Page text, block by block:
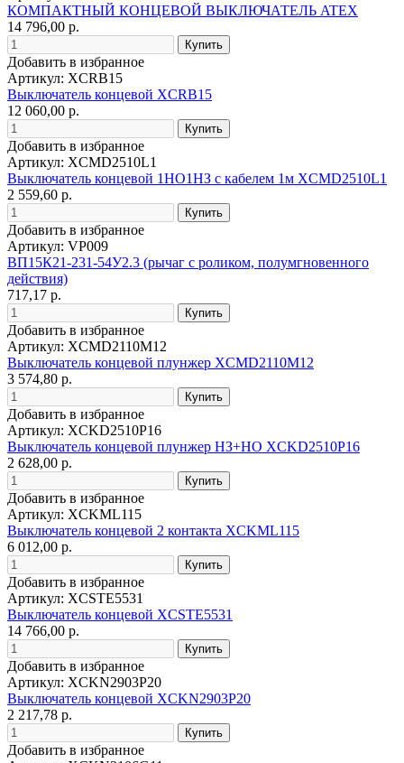
КОМПАКТНЫЙ КОНЦЕВОЙ ВЫКЛЮЧАТЕЛЬ ATEX
14 796,00 р.
Добавить в избранное
Артикул: XCRB15
Выключатель концевой XCRB15
12 060,00 р.
Добавить в избранное
Артикул: XCMD2510L1
Выключатель концевой 1НО1НЗ с кабелем 1м XCMD2510L1
2 559,60 р.
Добавить в избранное
Артикул: VP009
ВП15К21-231-54У2.3 (рычаг с роликом, полумгновенного
действия)
717,17 р.
Добавить в избранное
Артикул: XCMD2110M12
Выключатель концевой плунжер XCMD2110M12
3 574,80 р.
Добавить в избранное
Артикул: XCKD2510P16
Выключатель концевой плунжер НЗ+НО XCKD2510P16
2 628,00 р.
Добавить в избранное
Артикул: XCKML115
Выключатель концевой 2 контакта XCKML115
6 012,00 р.
Добавить в избранное
Артикул: XCSTE5531
Выключатель концевой XCSTE5531
14 766,00 р.
Добавить в избранное
Артикул: XCKN2903P20
Выключатель концевой XCKN2903P20
2 217,78 р.
Добавить в избранное